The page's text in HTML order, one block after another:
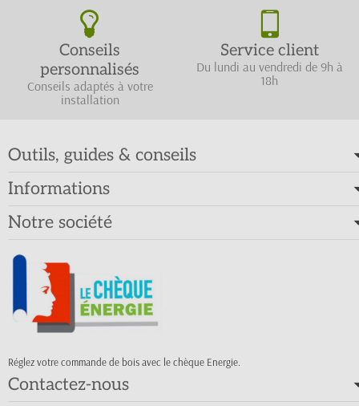
Conseils
personnalisés
Conseils adaptés à votre
installation
Service client
Du lundi au vendredi de 9h à
18h
Outils, guides & conseils
Informations
Notre société
Réglez votre commande de bois avec le chèque Energie.
Contactez-nous